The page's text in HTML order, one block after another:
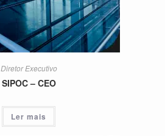
Diretor Executivo
SIPOC – CEO
Ler mais